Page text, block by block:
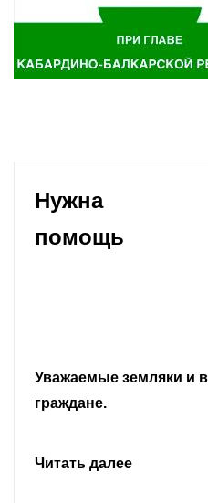
Нужна
помощь
Уважаемые земляки и
граждане.
Читать далее